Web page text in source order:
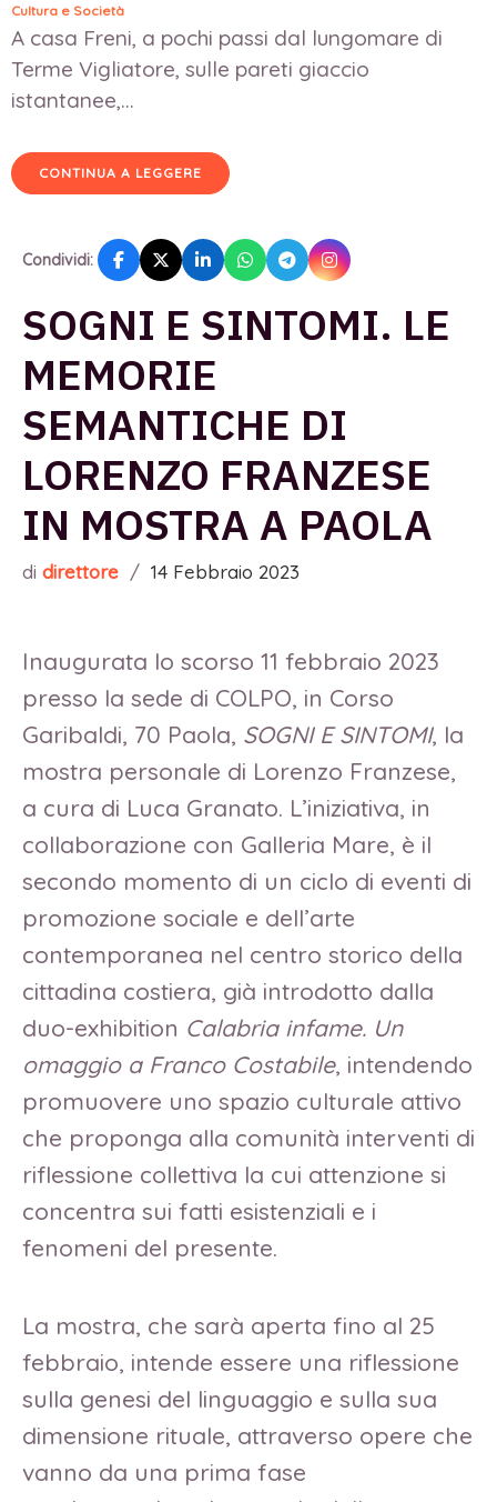
Cultura e Società
A casa Freni, a pochi passi dal lungomare di
Terme Vigliatore, sulle pareti giaccio
istantanee,...
CONTINUA A LEGGERE
Condividi:
SOGNI E SINTOMI. LE
MEMORIE
SEMANTICHE DI
LORENZO FRANZESE
IN MOSTRA A PAOLA
di direttore / 14 Febbraio 2023
Inaugurata lo scorso 11 febbraio 2023
presso la sede di COLPO, in Corso
Garibaldi, 70 Paola, SOGNI E SINTOMI, la
mostra personale di Lorenzo Franzese,
a cura di Luca Granato. L’iniziativa, in
collaborazione con Galleria Mare, è il
secondo momento di un ciclo di eventi di
promozione sociale e dell’arte
contemporanea nel centro storico della
cittadina costiera, già introdotto dalla
duo-exhibition Calabria infame. Un
omaggio a Franco Costabile, intendendo
promuovere uno spazio culturale attivo
che proponga alla comunità interventi di
riflessione collettiva la cui attenzione si
concentra sui fatti esistenziali e i
fenomeni del presente.
La mostra, che sarà aperta fino al 25
febbraio, intende essere una riflessione
sulla genesi del linguaggio e sulla sua
dimensione rituale, attraverso opere che
vanno da una prima fase